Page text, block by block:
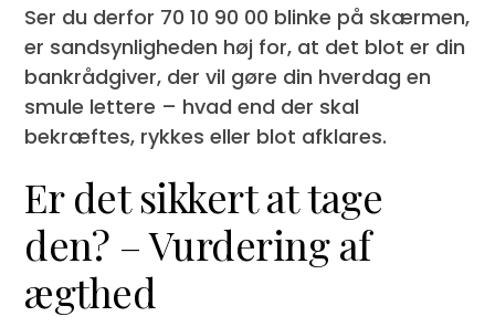
Ser du derfor 70 10 90 00 blinke på skærmen,
er sandsynligheden høj for, at det blot er din
bankrådgiver, der vil gøre din hverdag en
smule lettere – hvad end der skal
bekræftes, rykkes eller blot afklares.
Er det sikkert at tage
den? – Vurdering af
ægthed